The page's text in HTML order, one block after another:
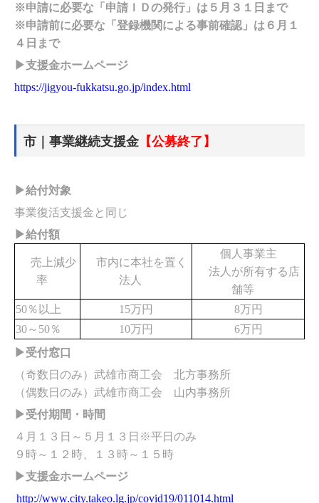
※申請に必要な「申請ＩＤの発行」は５月３１日まで
※申請前に必要な「登録機関による事前確認」は６月１
４日まで
▶支援金ホームページ
https://jigyou-fukkatsu.go.jp/index.html
市｜事業継続支援金 【公募終了】
▶給付対象
事業復活支援金と同じ
▶給付額
売上減少
率
市内に本社を置く
法人
個人事業主
法人が所有する店
舗等
50％以上
15万円
8万円
30～50％
10万円
6万円
▶受付窓口
（奇数日のみ）武雄市商工会 北方事務所
（偶数日のみ）武雄市商工会 山内事務所
▶受付期間・時間
４月１３日～５月１３日※平日のみ
９時～１２時、１３時～１５時
▶支援金ホームページ
http://www.city.takeo.lg.jp/covid19/011014.html